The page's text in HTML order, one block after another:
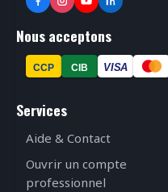
Nous acceptons
CCP CIB VISA
Services
Aide & Contact
Ouvrir un compte
professionnel